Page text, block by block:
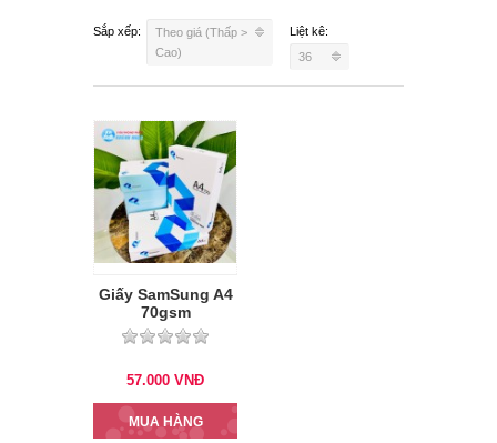
Sắp xếp:
Theo giá (Thấp >
Cao)
Liệt kê:
36
Giấy SamSung A4
70gsm
57.000 VNĐ
MUA HÀNG